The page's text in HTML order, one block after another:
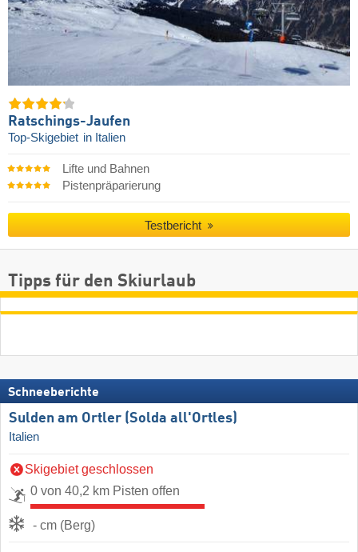
Ratschings-Jaufen
Top-Skigebiet in Italien
Lifte und Bahnen
Pistenpräparierung
Testbericht
Tipps für den Skiurlaub
Schneeberichte
Sulden am Ortler (Solda all'Ortles)
Italien
Skigebiet geschlossen
0 von 40,2 km Pisten offen
- cm (Berg)